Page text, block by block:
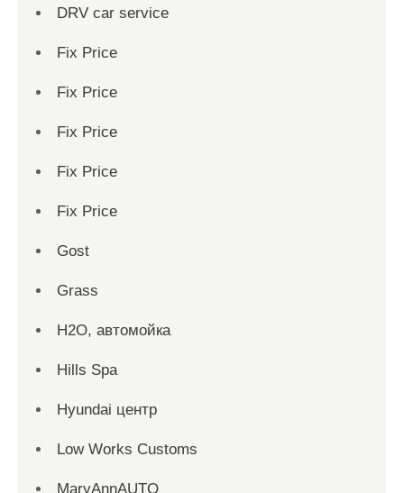
DRV car service
Fix Price
Fix Price
Fix Price
Fix Price
Fix Price
Gost
Grass
H2O, автомойка
Hills Spa
Hyundai центр
Low Works Customs
MaryAnnAUTO